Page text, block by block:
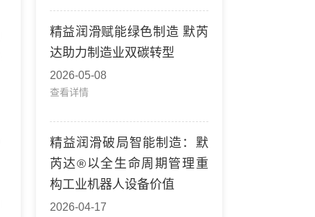
精益润滑赋能绿色制造 默芮
达助力制造业双碳转型
2026-05-08
查看详情
精益润滑破局智能制造：默
芮达®以全生命周期管理重
构工业机器人设备价值
2026-04-17